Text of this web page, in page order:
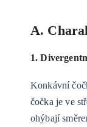
A.
1.
Konkávní
čočka je ve
ohýbají